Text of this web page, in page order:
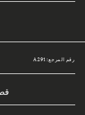
رقم المرجع: A291